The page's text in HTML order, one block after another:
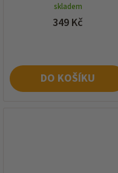
skladem
349 Kč
DO KOŠÍKU